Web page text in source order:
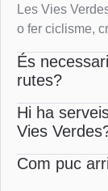
Les Vies
o fer ciclisme,
És
rutes?
Hi ha
Vies
Com puc